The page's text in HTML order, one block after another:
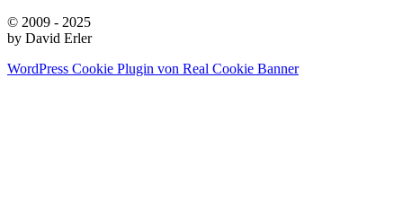
© 2009 - 2025
by David Erler
WordPress Cookie Plugin von Real Cookie Banner